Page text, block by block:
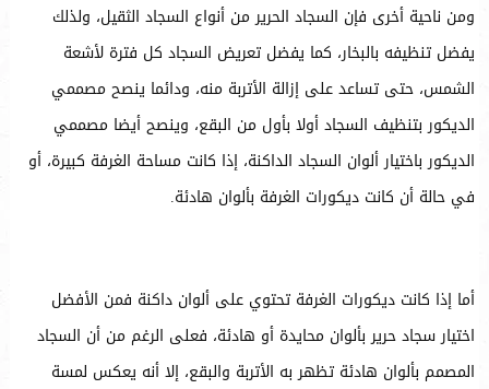
ومن ناحية أخرى فإن السجاد الحرير من أنواع السجاد الثقيل، ولذلك
يفضل تنظيفه بالبخار، كما يفضل تعريض السجاد كل فترة لأشعة
الشمس، حتى تساعد على إزالة الأتربة منه، ودائما ينصح مصممي
الديكور بتنظيف السجاد أولا بأول من البقع، وينصح أيضا مصممي
الديكور باختيار ألوان السجاد الداكنة، إذا كانت مساحة الغرفة كبيرة، أو
في حالة أن كانت ديكورات الغرفة بألوان هادئة.
أما إذا كانت ديكورات الغرفة تحتوي على ألوان داكنة فمن الأفضل
اختيار سجاد حرير بألوان محايدة أو هادئة، فعلى الرغم من أن السجاد
المصمم بألوان هادئة تظهر به الأتربة والبقع، إلا أنه يعكس لمسة